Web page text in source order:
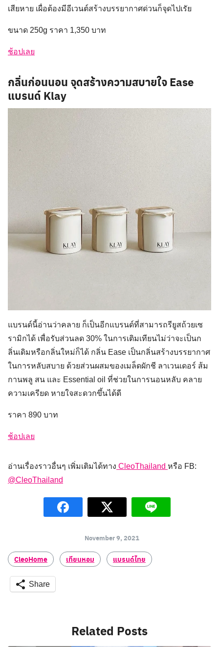
เสียหาย เผื่อต้องมีอีเวนต์สร้างบรรยากาศด่วนก็จุดไปเรัย
ขนาด 250g ราคา 1,350 บาท
ช้อปเลย
กลิ่นก่อนนอน จุดสร้างความสบายใจ Ease
แบรนด์ Klay
แบรนด์นี้อ่านว่าคลาย ก็เป็นอีกแบรนด์ที่สามารถรียูสถ้วยเซ
รามิกได้ เพื่อรับส่วนลด 30% ในการเติมเทียนไม่ว่าจะเป็นก
ลิ่นเดิมหรือกลิ่นใหม่ก็ได้ กลิ่น Ease เป็นกลิ่นสร้างบรรยากาศ
ในการหลับสบาย ด้วยส่วนผสมของเมล็ดผักชี ลาเวนเดอร์ ส้ม
กานพลู สน และ Essential oil ที่ช่วยในการนอนหลับ คลาย
ความเครียด หายใจสะดวกขึ้นได้ดี
ราคา 890 บาท
ช้อปเลย
อ่านเรื่องราวอื่นๆ เพิ่มเติมได้ทาง CleoThailand หรือ FB:
@CleoThailand
November 9, 2021
CleoHome เทียนหอม แบรนด์ไทย
Share
Related Posts